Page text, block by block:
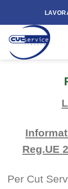
content
Reg.UE
Per Cut